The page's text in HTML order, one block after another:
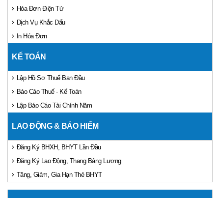
Hóa Đơn Điện Tử
Dịch Vụ Khắc Dấu
In Hóa Đơn
KẾ TOÁN
Lập Hồ Sơ Thuế Ban Đầu
Báo Cáo Thuế - Kế Toán
Lập Báo Cáo Tài Chính Năm
LAO ĐỘNG & BẢO HIỂM
Đăng Ký BHXH, BHYT Lần Đầu
Đăng Ký Lao Động, Thang Bảng Lương
Tăng, Giảm, Gia Hạn Thẻ BHYT